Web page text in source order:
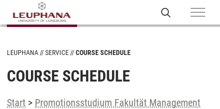
LEUPHANA SERVICE COURSE SCHEDULE
COURSE SCHEDULE
Start > Promotionsstudium Fakultät Management